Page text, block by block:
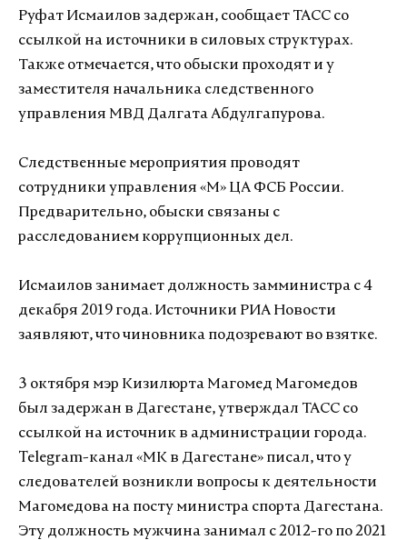
Руфат Исмаилов задержан, сообщает ТАСС со
ссылкой на источники в силовых структурах.
Также отмечается, что обыски проходят и у
заместителя начальника следственного
управления МВД Далгата Абдулгапурова.
Следственные мероприятия проводят
сотрудники управления «М» ЦА ФСБ России.
Предварительно, обыски связаны с
расследованием коррупционных дел.
Исмаилов занимает должность замминистра с 4
декабря 2019 года. Источники РИА Новости
заявляют, что чиновника подозревают во взятке.
3 октября мэр Кизилюрта Магомед Магомедов
был задержан в Дагестане, утверждал ТАСС со
ссылкой на источник в администрации города.
Telegram-канал «МК в Дагестане» писал, что у
следователей возникли вопросы к деятельности
Магомедова на посту министра спорта Дагестана.
Эту должность мужчина занимал с 2012-го по 2021